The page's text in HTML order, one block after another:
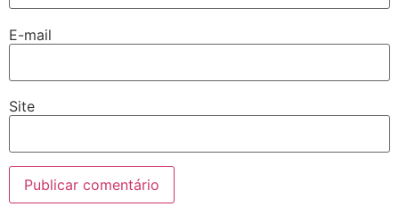
E-mail
Site